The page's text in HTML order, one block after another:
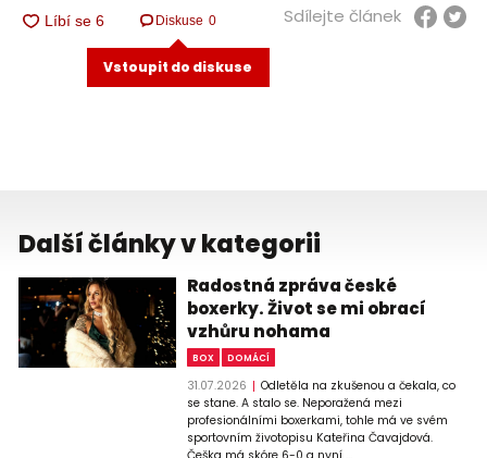
Diskuse 0
Vstoupit do diskuse
Sdílejte článek
Další články v kategorii
Radostná zpráva české
boxerky. Život se mi obrací
vzhůru nohama
BOX DOMÁCÍ
31.07.2026
Odletěla na zkušenou a čekala, co
se stane. A stalo se. Neporažená mezi
profesionálními boxerkami, tohle má ve svém
sportovním životopisu Kateřina Čavajdová.